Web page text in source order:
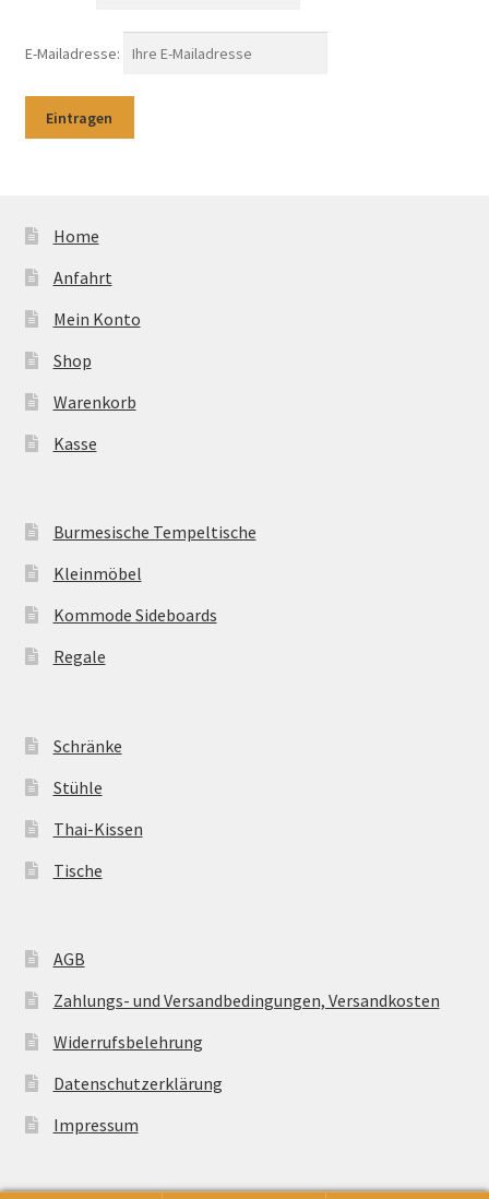
E-Mailadresse:
Home
Anfahrt
Mein Konto
Shop
Warenkorb
Kasse
Burmesische Tempeltische
Kleinmöbel
Kommode Sideboards
Regale
Schränke
Stühle
Thai-Kissen
Tische
AGB
Zahlungs- und Versandbedingungen, Versandkosten
Widerrufsbelehrung
Datenschutzerklärung
Impressum